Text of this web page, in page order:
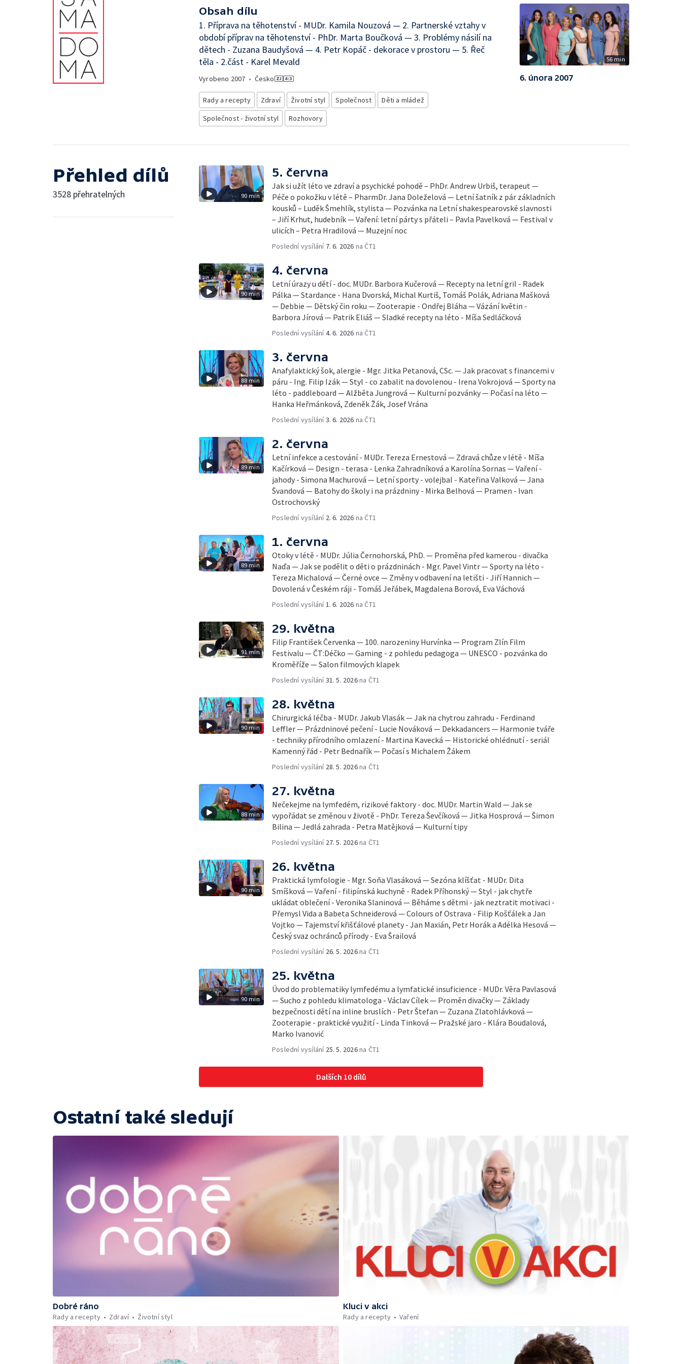
Obsah dílu
1. Příprava na těhotenství - MUDr. Kamila Nouzová — 2. Partnerské vztahy v
období příprav na těhotenství - PhDr. Marta Boučková — 3. Problémy násilí na
dětech - Zuzana Baudyšová — 4. Petr Kopáč - dekorace v prostoru — 5. Řeč
těla - 2.část - Karel Mevald
Vyrobeno 2007 • Česko
Rady a recepty Zdraví Životní styl Společnost
Děti a mládež
Společnost - životní styl
Rozhovory
56 min
6. února 2007
Přehled dílů
3528 přehratelných 90 min
5. června
Jak si užít léto ve zdraví a psychické pohodě – PhDr. Andrew Urbiš, terapeut —
Péče o pokožku v létě – PharmDr. Jana Doleželová — Letní šatník z pár základních
kousků – Luděk Šmehlík, stylista — Pozvánka na Letní shakespearovské slavnosti
– Jiří Krhut, hudebník — Vaření: letní párty s přáteli – Pavla Pavelková — Festival v
ulicích – Petra Hradilová — Muzejní noc
Poslední vysílání 7. 6. 2026 na ČT1
90 min
4. června
Letní úrazy u dětí - doc. MUDr. Barbora Kučerová — Recepty na letní gril - Radek
Pálka — Stardance - Hana Dvorská, Michal Kurtiš, Tomáš Polák, Adriana Mašková
— Debbie — Dětský čin roku — Zooterapie - Ondřej Bláha — Vázání květin -
Barbora Jírová — Patrik Eliáš — Sladké recepty na léto - Míša Sedláčková
Poslední vysílání4. 6. 2026 na ČT1
88 min
3. června
Anafylaktický šok, alergie - Mgr. Jitka Petanová, CSc. — Jak pracovat s financemi v
páru - Ing. Filip Izák — Styl - co zabalit na dovolenou - Irena Vokrojová — Sporty na
léto - paddleboard — Alžběta Jungrová — Kulturní pozvánky — Počasí na léto —
Hanka Heřmánková, Zdeněk Žák, Josef Vrána
Poslední vysílání3. 6. 2026 na ČT1
89 min
2. června
Letní infekce a cestování - MUDr. Tereza Ernestová — Zdravá chůze v létě - Míša
Kačírková — Design - terasa - Lenka Zahradníková a Karolína Sornas — Vaření -
jahody - Simona Machurová — Letní sporty - volejbal - Kateřina Valková — Jana
Švandová — Batohy do školy i na prázdniny - Mirka Belhová — Pramen - Ivan
Ostrochovský
Poslední vysílání 2. 6. 2026 na ČT1
89 min
1. června
Otoky v létě - MUDr. Júlia Černohorská, PhD. — Proměna před kamerou - divačka
Naďa — Jak se podělit o děti o prázdninách - Mgr. Pavel Vintr — Sporty na léto -
Tereza Michalová — Černé ovce — Změny v odbavení na letišti - Jiří Hannich —
Dovolená v Českém ráji - Tomáš Jeřábek, Magdalena Borová, Eva Váchová
Poslední vysílání1. 6. 2026 na ČT1
91 min
29. května
Filip František Červenka — 100. narozeniny Hurvínka — Program Zlín Film
Festivalu — ČT:Déčko — Gaming - z pohledu pedagoga — UNESCO - pozvánka do
Kroměříže — Salon filmových klapek
Poslední vysílání31. 5. 2026na ČT1
90 min
28. května
Chirurgická léčba - MUDr. Jakub Vlasák — Jak na chytrou zahradu - Ferdinand
Leffler — Prázdninové pečení - Lucie Nováková — Dekkadancers — Harmonie tváře
- techniky přírodního omlazení - Martina Kavecká — Historické ohlédnutí - seriál
Kamenný řád - Petr Bednařík — Počasí s Michalem Žákem
Poslední vysílání 28. 5. 2026na ČT1
88 min
27. května
Nečekejme na lymfedém, rizikové faktory - doc. MUDr. Martin Wald — Jak se
vypořádat se změnou v životě - PhDr. Tereza Ševčíková — Jitka Hosprová — Šimon
Bilina — Jedlá zahrada - Petra Matějková — Kulturní tipy
Poslední vysílání 27. 5. 2026na ČT1
90 min
26. května
Praktická lymfologie - Mgr. Soňa Vlasáková — Sezóna klíšťat - MUDr. Dita
Smíšková — Vaření - filipínská kuchyně - Radek Příhonský — Styl - jak chytře
ukládat oblečení - Veronika Slaninová — Běháme s dětmi - jak neztratit motivaci -
Přemysl Vida a Babeta Schneiderová — Colours of Ostrava - Filip Košťálek a Jan
Vojtko — Tajemství křišťálové planety - Jan Maxián, Petr Horák a Adélka Hesová —
Český svaz ochránců přírody - Eva Šrailová
Poslední vysílání 26. 5. 2026na ČT1
90 min
25. května
Úvod do problematiky lymfedému a lymfatické insuficience - MUDr. Věra Pavlasová
— Sucho z pohledu klimatologa - Václav Cílek — Proměn divačky — Základy
bezpečnosti dětí na inline bruslích - Petr Štefan — Zuzana Zlatohlávková —
Zooterapie - praktické využití - Linda Tinková — Pražské jaro - Klára Boudalová,
Marko Ivanović
Poslední vysílání 25. 5. 2026na ČT1
Dalších 10 dílů
Ostatní také sledují
Dobré ráno
Rady a recepty
Zdraví Životní styl
Kluci v akci
Rady a recepty
Vaření